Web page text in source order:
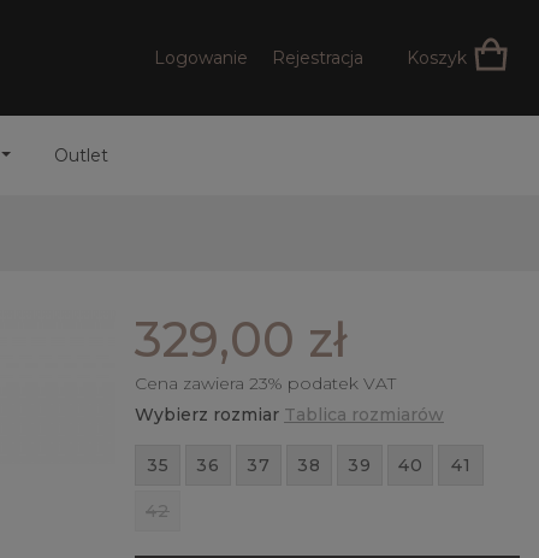
Logowanie Rejestracja Koszyk
Outlet
329,00 zł
Cena zawiera 23% podatek VAT
Wybierz rozmiar Tablica rozmiarów
35 36 37 38 39 40 41
42